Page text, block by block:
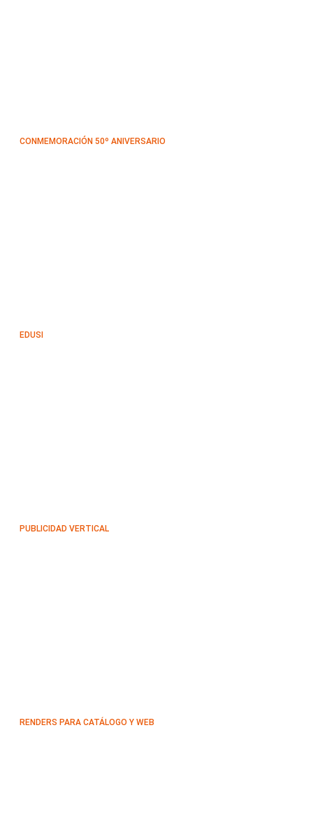
CONMEMORACIÓN 50º ANIVERSARIO
EDUSI
PUBLICIDAD VERTICAL
RENDERS PARA CATÁLOGO Y WEB